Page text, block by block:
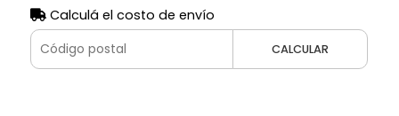
Calculá el costo de envío
CALCULAR